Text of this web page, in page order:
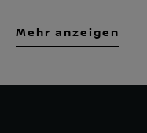
Mehr anzeigen